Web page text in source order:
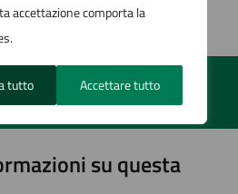
accettazione comporta la
tutto Accettare tutto
su questa